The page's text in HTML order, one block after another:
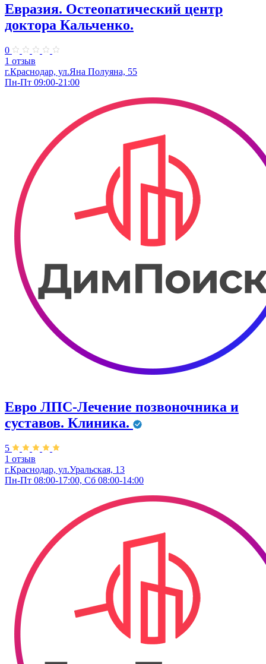
Евразия. Остеопатический центр
доктора Кальченко.
0
1 отзыв
г.Краснодар, ул.Яна Полуяна, 55
Пн-Пт 09:00-21:00
Евро ЛПС-Лечение позвоночника и
суставов. Клиника.
5
1 отзыв
г.Краснодар, ул.Уральская, 13
Пн-Пт 08:00-17:00, Сб 08:00-14:00